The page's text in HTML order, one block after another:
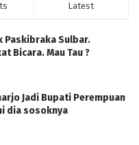
Latest
Paskibraka Sulbar.
Bicara. Mau Tau ?
Jadi Bupati Perempuan
dia sosoknya